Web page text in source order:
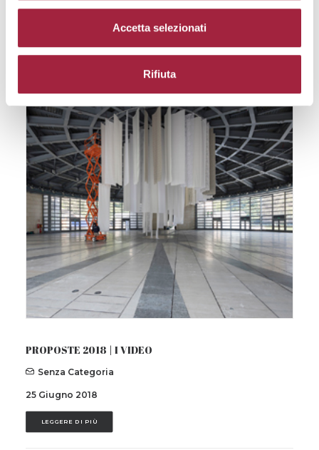
Accetta selezionati
Rifiuta
PROPOSTE 2018 | I VIDEO
Senza Categoria
25 Giugno 2018
LEGGERE DI PIÙ